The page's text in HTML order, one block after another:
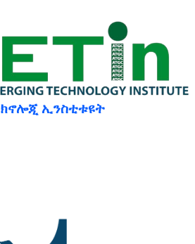
ኢንስቲቱዩት